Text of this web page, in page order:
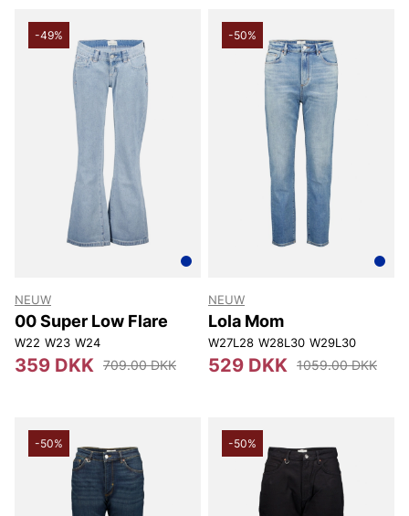
-49%
NEUW
00 Super Low Flare
W22 W23 W24
359 DKK 709.00 DKK
-50%
NEUW
Lola Mom
W27L28 W28L30 W29L30
529 DKK 1059.00 DKK
-50% -50%